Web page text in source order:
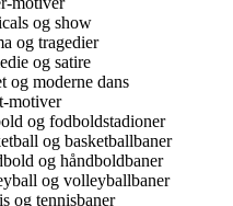
og show
og tragedier
og satire
og moderne dans
motiver
og fodboldstadioner
og basketballbaner
og håndboldbaner
og volleyballbaner
og tennisbaner